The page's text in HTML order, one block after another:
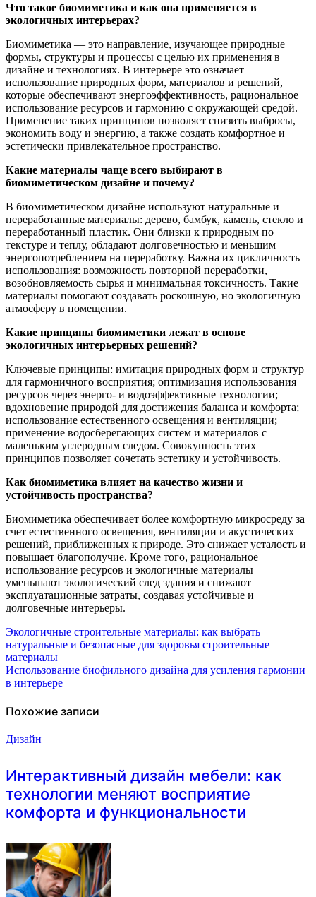
Что такое биомиметика и как она применяется в
экологичных интерьерах?
Биомиметика — это направление, изучающее природные
формы, структуры и процессы с целью их применения в
дизайне и технологиях. В интерьере это означает
использование природных форм, материалов и решений,
которые обеспечивают энергоэффективность, рациональное
использование ресурсов и гармонию с окружающей средой.
Применение таких принципов позволяет снизить выбросы,
экономить воду и энергию, а также создать комфортное и
эстетически привлекательное пространство.
Какие материалы чаще всего выбирают в
биомиметическом дизайне и почему?
В биомиметическом дизайне используют натуральные и
переработанные материалы: дерево, бамбук, камень, стекло и
переработанный пластик. Они близки к природным по
текстуре и теплу, обладают долговечностью и меньшим
энергопотреблением на переработку. Важна их цикличность
использования: возможность повторной переработки,
возобновляемость сырья и минимальная токсичность. Такие
материалы помогают создавать роскошную, но экологичную
атмосферу в помещении.
Какие принципы биомиметики лежат в основе
экологичных интерьерных решений?
Ключевые принципы: имитация природных форм и структур
для гармоничного восприятия; оптимизация использования
ресурсов через энерго- и водоэффективные технологии;
вдохновение природой для достижения баланса и комфорта;
использование естественного освещения и вентиляции;
применение водосберегающих систем и материалов с
маленьким углеродным следом. Совокупность этих
принципов позволяет сочетать эстетику и устойчивость.
Как биомиметика влияет на качество жизни и
устойчивость пространства?
Биомиметика обеспечивает более комфортную микросреду за
счет естественного освещения, вентиляции и акустических
решений, приближенных к природе. Это снижает усталость и
повышает благополучие. Кроме того, рациональное
использование ресурсов и экологичные материалы
уменьшают экологический след здания и снижают
эксплуатационные затраты, создавая устойчивые и
долговечные интерьеры.
Навигация
по
записям
Экологичные строительные материалы: как выбрать
натуральные и безопасные для здоровья строительные
материалы
Использование биофильного дизайна для усиления гармонии
в интерьере
Похожие записи
Дизайн
Интерактивный дизайн мебели: как
технологии меняют восприятие
комфорта и функциональности